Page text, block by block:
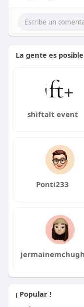
La gente es
shiftalt event
Ponti233
jermainemchugh
¡ Popular !